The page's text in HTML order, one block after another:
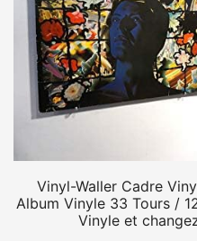
Vinyl-Waller Cadre
Album Vinyle 33 Tours /
Vinyle et